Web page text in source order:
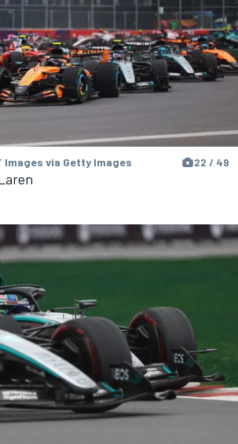
via Getty Images 22 / 49